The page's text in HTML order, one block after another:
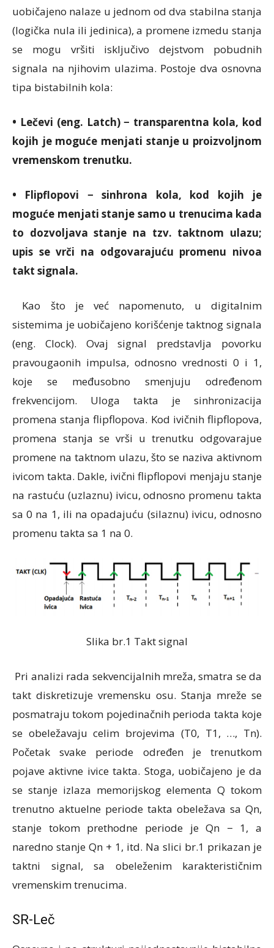
uobičajeno nalaze u jednom od dva stabilna stanja
(logička nula ili jedinica), a promene izmedu stanja
se mogu vršiti isključivo dejstvom pobudnih
signala na njihovim ulazima. Postoje dva osnovna
tipa bistabilnih kola:
• Lečevi (eng. Latch) − transparentna kola, kod
kojih je moguće menjati stanje u proizvoljnom
vremenskom trenutku.
• Flipflopovi − sinhrona kola, kod kojih je
moguće menjati stanje samo u trenucima kada
to dozvoljava stanje na tzv. taktnom ulazu;
upis se vrči na odgovarajuću promenu nivoa
takt signala.
Kao što je već napomenuto, u digitalnim
sistemima je uobičajeno korišćenje taktnog signala
(eng. Clock). Ovaj signal predstavlja povorku
pravougaonih impulsa, odnosno vrednosti 0 i 1,
koje se međusobno smenjuju određenom
frekvencijom. Uloga takta je sinhronizacija
promena stanja flipflopova. Kod ivičnih flipflopova,
promena stanja se vrši u trenutku odgovarajue
promene na taktnom ulazu, što se naziva aktivnom
ivicom takta. Dakle, ivični flipflopovi menjaju stanje
na rastuću (uzlaznu) ivicu, odnosno promenu takta
sa 0 na 1, ili na opadajuću (silaznu) ivicu, odnosno
promenu takta sa 1 na 0.
Slika br.1 Takt signal
Pri analizi rada sekvencijalnih mreža, smatra se da
takt diskretizuje vremensku osu. Stanja mreže se
posmatraju tokom pojedinačnih perioda takta koje
se obeležavaju celim brojevima (T0, T1, …, Tn).
Početak svake periode određen je trenutkom
pojave aktivne ivice takta. Stoga, uobičajeno je da
se stanje izlaza memorijskog elementa Q tokom
trenutno aktuelne periode takta obeležava sa Qn,
stanje tokom prethodne periode je Qn − 1, a
naredno stanje Qn + 1, itd. Na slici br.1 prikazan je
taktni signal, sa obeleženim karakterističnim
vremenskim trenucima.
SR-Leč